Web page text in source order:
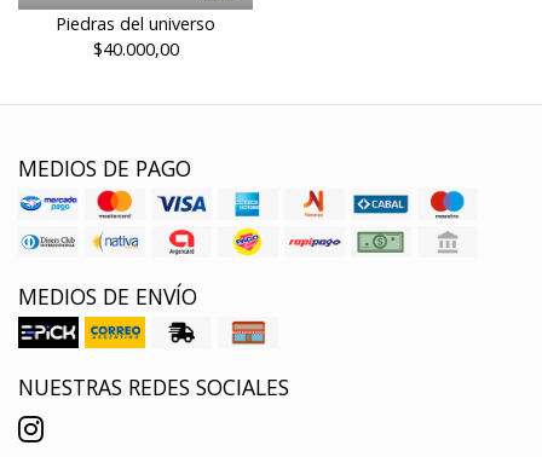
Piedras del universo
$40.000,00
MEDIOS DE PAGO
MEDIOS DE ENVÍO
NUESTRAS REDES SOCIALES